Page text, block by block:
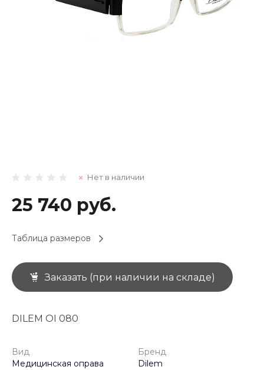
Нет в наличии
25 740 руб.
Таблица размеров
Заказать (при наличии на складе)
DILEM OI 080
Вид
Медицинская оправа
Бренд
Dilem